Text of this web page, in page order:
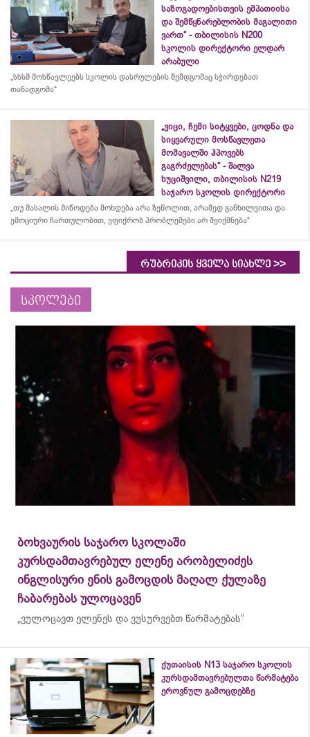
საზოგადოებისთვის ემპათიისა
და შემწყნარებლობის მაგალითი
ვართ“ - თბილისის N200
სკოლის დირექტორი ელდარ
არაბული
„სსსმ მოსწავლეებს სკოლის დასრულების შემდგომაც სჭირდებათ
თანადგომა“
„ვიცი, ჩემი სიტყვები, ცოდნა და
სიყვარული მოსწავლეთა
მომავალში ჰპოვებს
გაგრძელებას“ - შალვა
ხუციშვილი, თბილისის N219
საჯარო სკოლის დირექტორი
„თუ მასალის მიწოდება მოხდება არა ზეწოლით, არამედ განხილვითა და
ემოციური ჩართულობით, ვფიქრობ პრობლემები არ შეიქმნება“
რუბრიკის ყველა სიახლე >>
სკოლები
ბოხვაურის საჯარო სკოლაში
კურსდამთავრებულ ელენე არობელიძეს
ინგლისური ენის გამოცდის მაღალ ქულაზე
ჩაბარებას ულოცავენ
„ვულოცავთ ელენეს და ვუსურვებთ წარმატებას“
ქუთაისის N13 საჯარო სკოლის
კურსდამთავრებულთა წარმატება
ეროვნულ გამოცდებზე